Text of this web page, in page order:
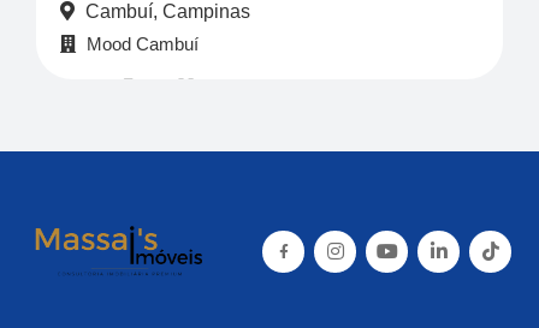
Cambuí, Campinas
Mood Cambuí
Sob consulta